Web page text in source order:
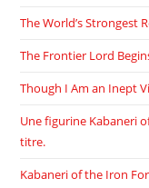
The World’s Strongest
The Frontier Lord
Though I Am an Inept
Une figurine Kabaneri
titre.
Kabaneri of the Iron